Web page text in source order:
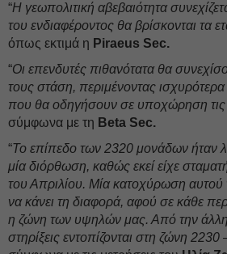
“Η γεωπολιτική αβεβαιότητα
του ενδιαφέροντος θα βρίσκονται τα
όπως εκτιμά η Piraeus Sec.
“Οι επενδυτές πιθανότατα θα
τους στάση, περιμένοντας
που θα οδηγήσουν σε υποχώρηση τις
σύμφωνα με τη Beta Sec.
“Το επίπεδο των 2320 μονάδων ήταν
μία διόρθωση, καθώς εκεί είχε
του Απριλίου. Μία κατοχύρωση αυτού
να κάνει τη διαφορά, αφού σε κάθε
η ζώνη των υψηλών μας. Από την
στηρίξεις εντοπίζονται στη ζώνη